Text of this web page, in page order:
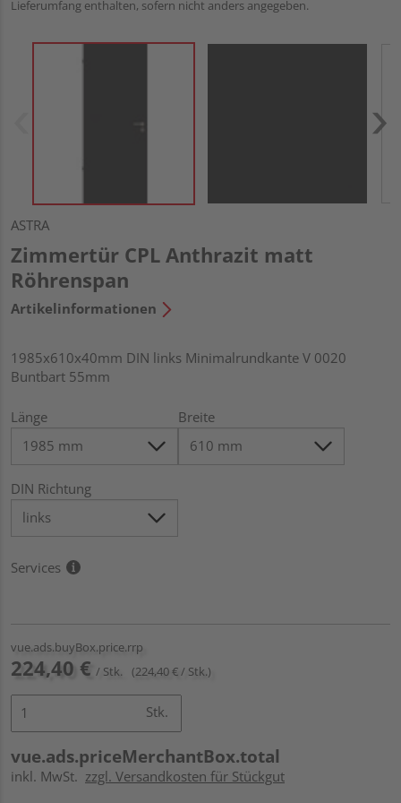
Lieferumfang enthalten, sofern nicht anders angegeben.
ASTRA
Zimmertür CPL Anthrazit matt
Röhrenspan
Artikelinformationen
1985x610x40mm DIN links Minimalrundkante V 0020
Buntbart 55mm
Länge Breite
DIN Richtung
Services
vue.ads.buyBox.price.rrp
224,40 € / Stk. (224,40 € / Stk.)
Stk.
vue.ads.priceMerchantBox.total
inkl. MwSt. zzgl. Versandkosten für Stückgut